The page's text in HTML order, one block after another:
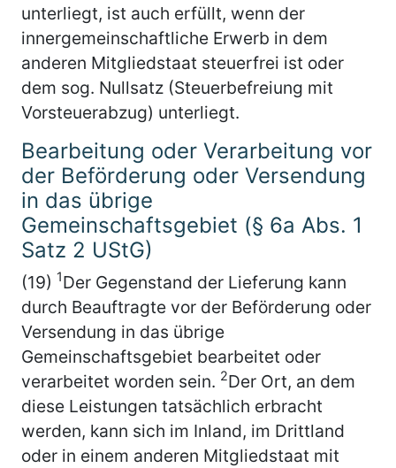
unterliegt, ist auch erfüllt, wenn der
innergemeinschaftliche Erwerb in dem
anderen Mitgliedstaat steuerfrei ist oder
dem sog. Nullsatz (Steuerbefreiung mit
Vorsteuerabzug) unterliegt.
Bearbeitung oder Verarbeitung vor
der Beförderung oder Versendung
in das übrige
Gemeinschaftsgebiet (§ 6a Abs. 1
Satz 2 UStG)
(19) 1Der Gegenstand der Lieferung kann
durch Beauftragte vor der Beförderung oder
Versendung in das übrige
Gemeinschaftsgebiet bearbeitet oder
verarbeitet worden sein. 2Der Ort, an dem
diese Leistungen tatsächlich erbracht
werden, kann sich im Inland, im Drittland
oder in einem anderen Mitgliedstaat mit